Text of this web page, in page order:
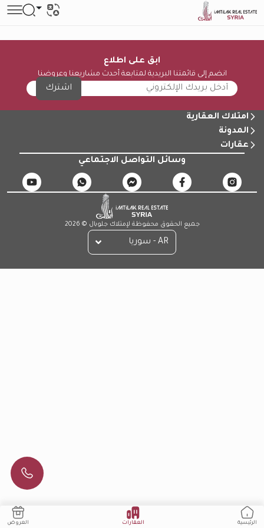
الرئيسية العقارات العروض
ابق على اطلاع
انضم إلى قائمتنا البريدية لمتابعة أحدث مشاريعنا وعروضنا
اشترك
امتلاك العقارية
المدونة
عقارات
وسائل التواصل الاجتماعي
جميع الحقوق محفوظة لإمتلاك جلوبال © 2026
AR - سوريا